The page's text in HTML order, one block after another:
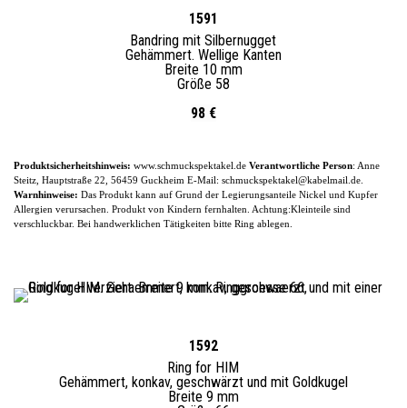
1591
Bandring mit Silbernugget
Gehämmert. Wellige Kanten
Breite 10 mm
Größe 58
98 €
Produktsicherheitshinweis: www.schmuckspektakel.de Verantwortliche Person: Anne
Steitz, Hauptstraße 22, 56459 Guckheim E-Mail: schmuckspektakel@kabelmail.de.
Warnhinweise: Das Produkt kann auf Grund der Legierungsanteile Nickel und Kupfer
Allergien verursachen. Produkt von Kindern fernhalten. Achtung:Kleinteile sind
verschluckbar. Bei handwerklichen Tätigkeiten bitte Ring ablegen.
1592
Ring for HIM
Gehämmert, konkav, geschwärzt und mit Goldkugel
Breite 9 mm